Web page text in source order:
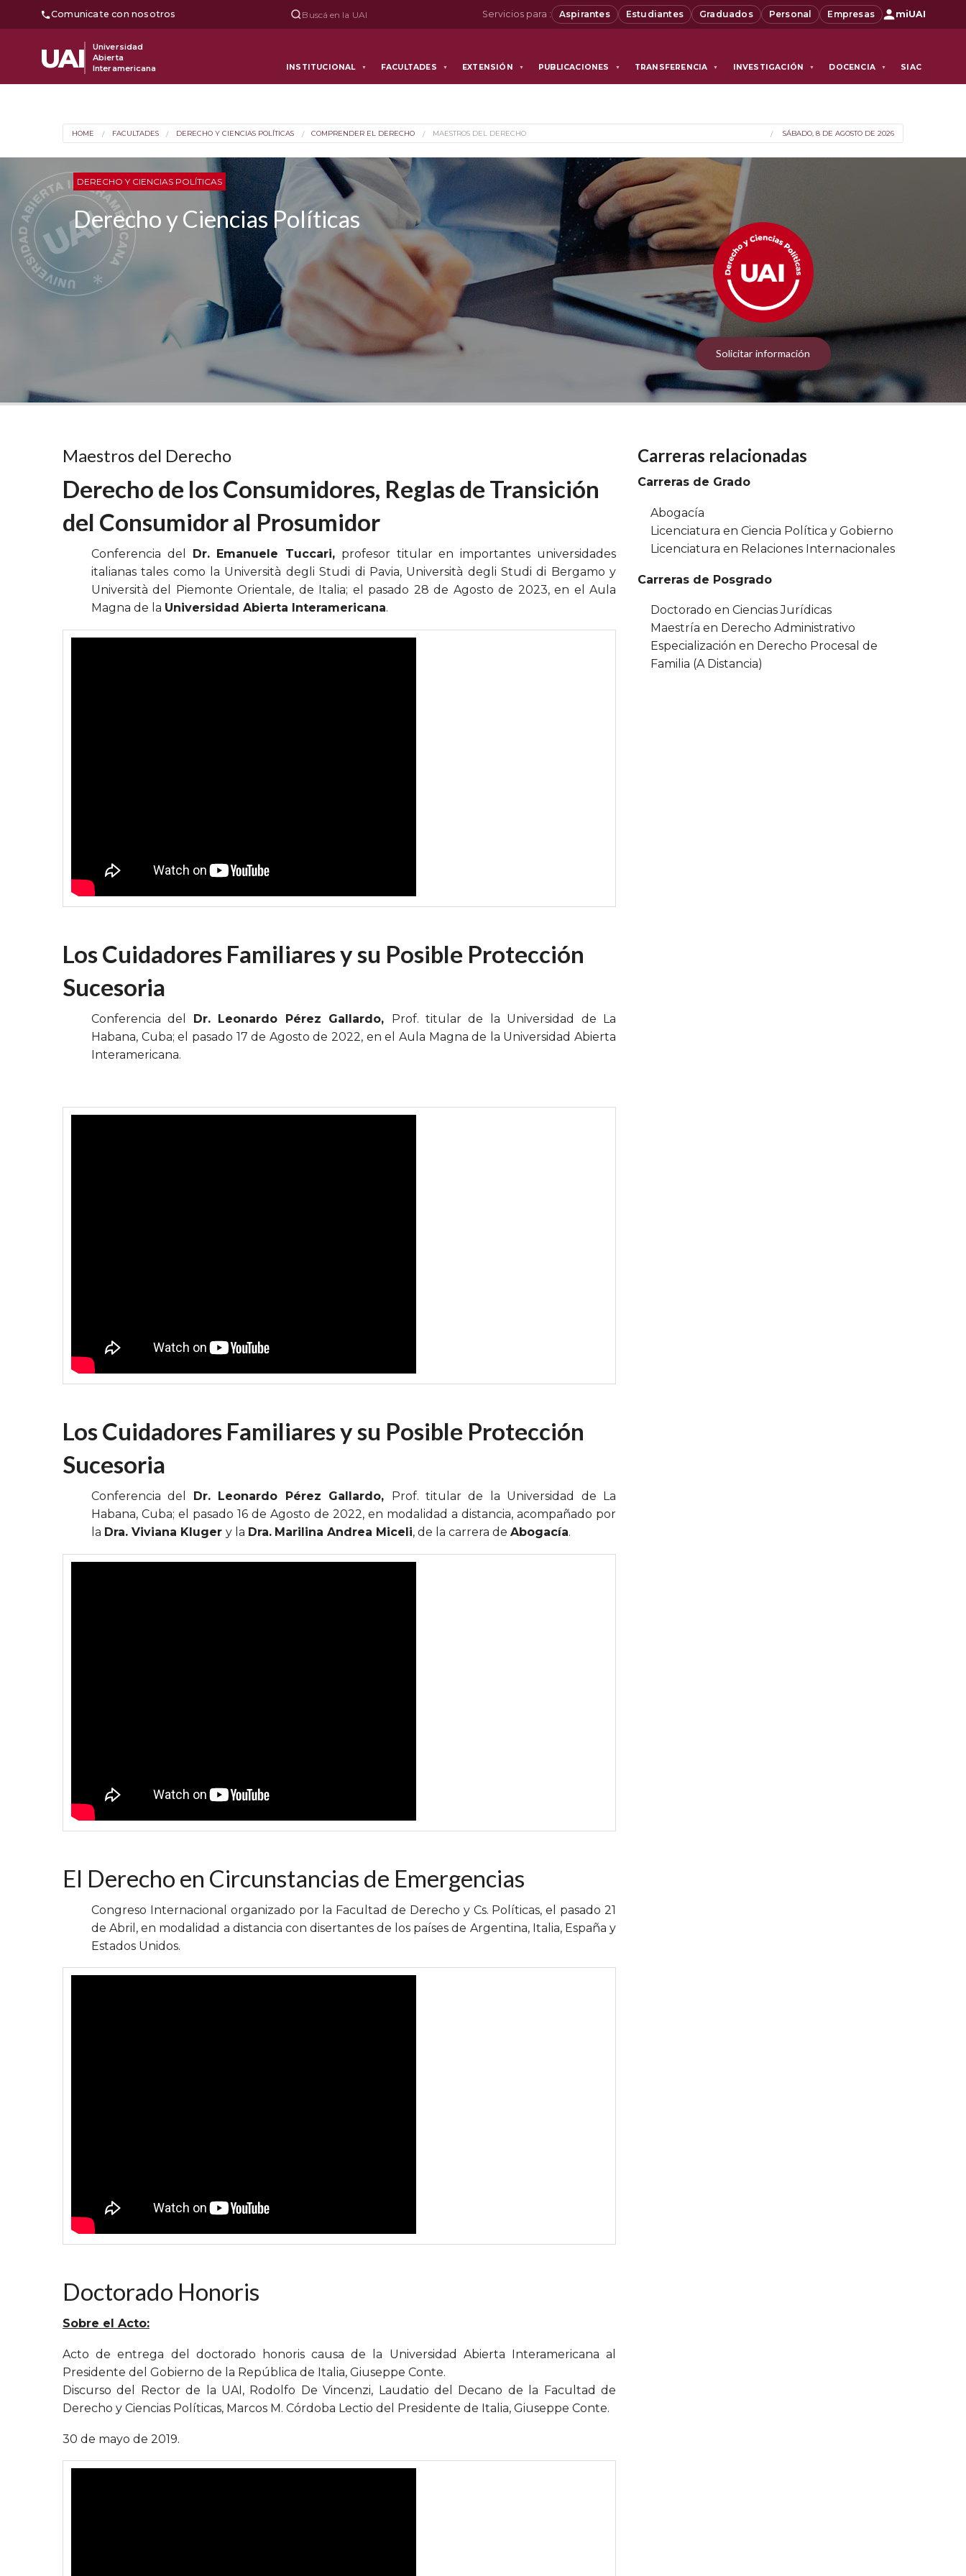
Comunicate con nosotros Buscá en la UAI Servicios para : Aspirantes Estudiantes Graduados Personal Empresas miUAI
UAI
Universidad
Abierta
Interamericana
INSTITUCIONAL ▼ FACULTADES ▼ EXTENSIÓN ▼ PUBLICACIONES ▼ TRANSFERENCIA ▼ INVESTIGACIÓN ▼ DOCENCIA ▼ SIAC
HOME FACULTADES DERECHO Y CIENCIAS POLÍTICAS COMPRENDER EL DERECHO MAESTROS DEL DERECHO SÁBADO, 8 DE AGOSTO DE 2026
DERECHO Y CIENCIAS POLÍTICAS
Derecho y Ciencias Políticas
Solicitar información
Carreras relacionadas
Carreras de Grado
Abogacía
Licenciatura en Ciencia Política y Gobierno
Licenciatura en Relaciones Internacionales
Carreras de Posgrado
Doctorado en Ciencias Jurídicas
Maestría en Derecho Administrativo
Especialización en Derecho Procesal de
Familia (A Distancia)
Maestros del Derecho
Derecho de los Consumidores, Reglas de Transición
del Consumidor al Prosumidor
Conferencia del Dr. Emanuele Tuccari, profesor titular en importantes universidades
italianas tales como la Università degli Studi di Pavia, Università degli Studi di Bergamo y
Università del Piemonte Orientale, de Italia; el pasado 28 de Agosto de 2023, en el Aula
Magna de la Universidad Abierta Interamericana.
Los Cuidadores Familiares y su Posible Protección
Sucesoria
Conferencia del Dr. Leonardo Pérez Gallardo, Prof. titular de la Universidad de La
Habana, Cuba; el pasado 17 de Agosto de 2022, en el Aula Magna de la Universidad Abierta
Interamericana.
Los Cuidadores Familiares y su Posible Protección
Sucesoria
Conferencia del Dr. Leonardo Pérez Gallardo, Prof. titular de la Universidad de La
Habana, Cuba; el pasado 16 de Agosto de 2022, en modalidad a distancia, acompañado por
la Dra. Viviana Klugery la Dra. Marilina Andrea Miceli, de la carrera deAbogacía.
El Derecho en Circunstancias de Emergencias
Congreso Internacional organizado por la Facultad de Derecho y Cs. Políticas, el pasado 21
de Abril, en modalidad a distancia con disertantes de los países de Argentina, Italia, España y
Estados Unidos.
Doctorado Honoris
Sobre el Acto:
Acto de entrega del doctorado honoris causa de la Universidad Abierta Interamericana al
Presidente del Gobierno de la República de Italia, Giuseppe Conte.
Discurso del Rector de la UAI, Rodolfo De Vincenzi, Laudatio del Decano de la Facultad de
Derecho y Ciencias Políticas, Marcos M. Córdoba Lectio del Presidente de Italia, Giuseppe Conte.
30 de mayo de 2019.